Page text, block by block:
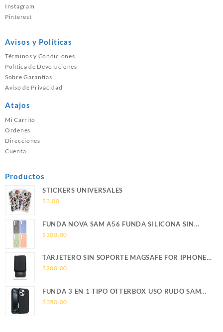
Instagram
Pinterest
Avisos y Políticas
Términos y Condiciones
Política de Devoluciones
Sobre Garantías
Aviso de Privacidad
Atajos
Mi Carrito
Ordenes
Direcciones
Cuenta
Productos
STICKERS UNIVERSALES
$3.00
FUNDA NOVA SAM A56 FUNDA SILICONA SIN
SOPORTE MAGNETICO SAMSUNG
$300.00
TARJETERO SIN SOPORTE MAGSAFE FOR IPHONE
LEATHER WALLET MAGSAFE
$200.00
FUNDA 3 EN 1 TIPO OTTERBOX USO RUDO SAM
S26 ULTRA SAMSUNG S26 ULTRA
$350.00